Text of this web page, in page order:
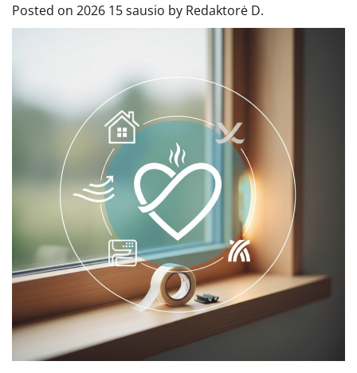
Posted on 2026 15 sausio by Redaktorė D.